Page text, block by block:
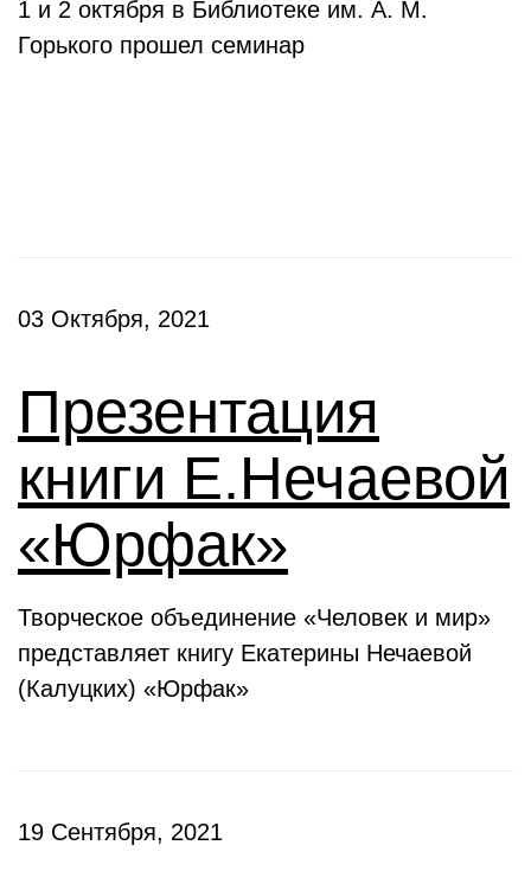
1 и 2 октября в Библиотеке им. А. М.
Горького прошел семинар
03 Октября, 2021
Презентация
книги Е.Нечаевой
«Юрфак»
Творческое объединение «Человек и мир»
представляет книгу Екатерины Нечаевой
(Калуцких) «Юрфак»
19 Сентября, 2021